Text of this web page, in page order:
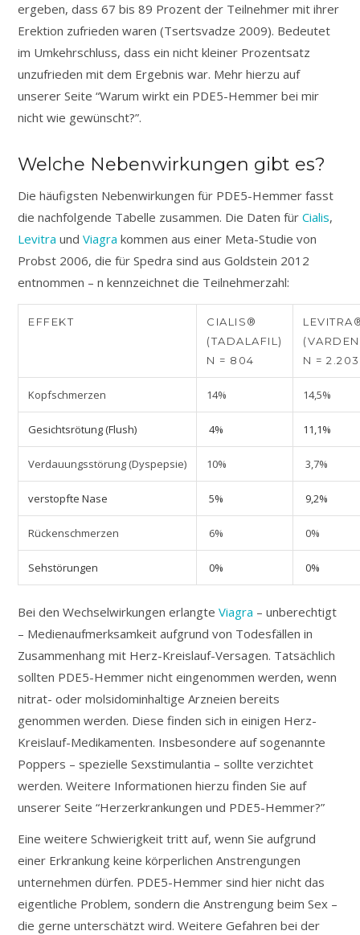
ergeben, dass 67 bis 89 Prozent der Teilnehmer mit ihrer
Erektion zufrieden waren (Tsertsvadze 2009). Bedeutet
im Umkehrschluss, dass ein nicht kleiner Prozentsatz
unzufrieden mit dem Ergebnis war. Mehr hierzu auf
unserer Seite “Warum wirkt ein PDE5-Hemmer bei mir
nicht wie gewünscht?”.
Welche Nebenwirkungen gibt es?
Die häufigsten Nebenwirkungen für PDE5-Hemmer fasst
die nachfolgende Tabelle zusammen. Die Daten für Cialis,
Levitra und Viagra kommen aus einer Meta-Studie von
Probst 2006, die für Spedra sind aus Goldstein 2012
entnommen – n kennzeichnet die Teilnehmerzahl:
EFFEKT
CIALIS®
(TADALAFIL)
N = 804
N = 2.203
Kopfschmerzen 14% 14,5%
Gesichtsrötung (Flush) 4% 11,1%
Verdauungsstörung (Dyspepsie) 10% 3,7%
verstopfte Nase 5% 9,2%
Rückenschmerzen 6% 0%
Sehstörungen 0% 0%
Bei den Wechselwirkungen erlangte Viagra – unberechtigt
– Medienaufmerksamkeit aufgrund von Todesfällen in
Zusammenhang mit Herz-Kreislauf-Versagen. Tatsächlich
sollten PDE5-Hemmer nicht eingenommen werden, wenn
nitrat- oder molsidominhaltige Arzneien bereits
genommen werden. Diese finden sich in einigen Herz-
Kreislauf-Medikamenten. Insbesondere auf sogenannte
Poppers – spezielle Sexstimulantia – sollte verzichtet
werden. Weitere Informationen hierzu finden Sie auf
unserer Seite “Herzerkrankungen und PDE5-Hemmer?”
Eine weitere Schwierigkeit tritt auf, wenn Sie aufgrund
einer Erkrankung keine körperlichen Anstrengungen
unternehmen dürfen. PDE5-Hemmer sind hier nicht das
eigentliche Problem, sondern die Anstrengung beim Sex –
die gerne unterschätzt wird. Weitere Gefahren bei der